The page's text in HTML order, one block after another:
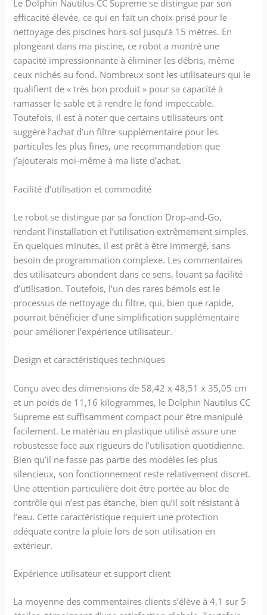
suffit d'ouvrir le couvercle, de
sortir le panier et le rincer à
l'eau claire. Câble Swivel anti-
entortillement : Ce système
de pivot sur câble permet à
votre robot piscine de se
déplacer facilement dans la
piscine, sans risque de se
coincer. Connectivité :
L'application mobile
MyDolphin Plus vous permet
de piloter votre robot :
définissez les horaires de
temps réel et bien plus.
vous proposer un service
exceptionnel, une garantie
de 2 ans est assurée sur ce
robot de piscine
Le Dolphin Nautilus CC Supreme se distingue par son
efficacité élevée, ce qui en fait un choix prisé pour le
nettoyage des piscines hors-sol jusqu’à 15 mètres. En
plongeant dans ma piscine, ce robot a montré une
capacité impressionnante à éliminer les débris, même
ceux nichés au fond. Nombreux sont les utilisateurs qui le
qualifient de « très bon produit » pour sa capacité à
ramasser le sable et à rendre le fond impeccable.
Toutefois, il est à noter que certains utilisateurs ont
suggéré l’achat d’un filtre supplémentaire pour les
particules les plus fines, une recommandation que
j’ajouterais moi-même à ma liste d’achat.
Facilité d’utilisation et commodité
Le robot se distingue par sa fonction Drop-and-Go,
rendant l’installation et l’utilisation extrêmement simples.
En quelques minutes, il est prêt à être immergé, sans
besoin de programmation complexe. Les commentaires
des utilisateurs abondent dans ce sens, louant sa facilité
d’utilisation. Toutefois, l’un des rares bémols est le
processus de nettoyage du filtre, qui, bien que rapide,
pourrait bénéficier d’une simplification supplémentaire
pour améliorer l’expérience utilisateur.
Design et caractéristiques techniques
Conçu avec des dimensions de 58,42 x 48,51 x 35,05 cm
et un poids de 11,16 kilogrammes, le Dolphin Nautilus CC
Supreme est suffisamment compact pour être manipulé
facilement. Le matériau en plastique utilisé assure une
robustesse face aux rigueurs de l’utilisation quotidienne.
Bien qu’il ne fasse pas partie des modèles les plus
silencieux, son fonctionnement reste relativement discret.
Une attention particulière doit être portée au bloc de
contrôle qui n’est pas étanche, bien qu’il soit résistant à
l’eau. Cette caractéristique requiert une protection
adéquate contre la pluie lors de son utilisation en
extérieur.
Expérience utilisateur et support client
La moyenne des commentaires clients s’élève à 4,1 sur 5